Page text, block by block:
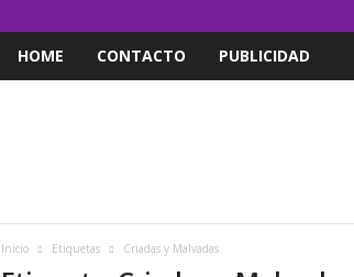
HOME CONTACTO PUBLICIDAD
Inicio Etiquetas Criadas y Malvadas